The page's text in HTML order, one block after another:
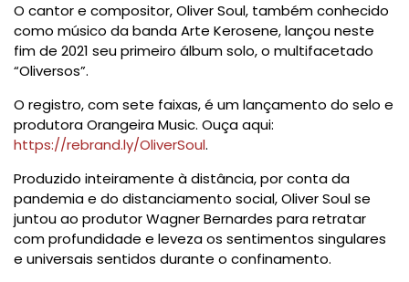
O cantor e compositor, Oliver Soul, também conhecido
como músico da banda Arte Kerosene, lançou neste
fim de 2021 seu primeiro álbum solo, o multifacetado
“Oliversos”.
O registro, com sete faixas, é um lançamento do selo e
produtora Orangeira Music. Ouça aqui:
https://rebrand.ly/OliverSoul.
Produzido inteiramente à distância, por conta da
pandemia e do distanciamento social, Oliver Soul se
juntou ao produtor Wagner Bernardes para retratar
com profundidade e leveza os sentimentos singulares
e universais sentidos durante o confinamento.